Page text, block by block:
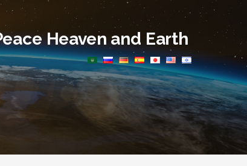
Skip
content
Heaven and Earth